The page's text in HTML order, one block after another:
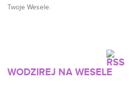
Twoje Wesele.
WODZIREJ NA WESELE